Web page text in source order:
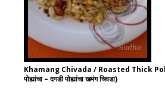
Khamang Chivada / Roasted Thick
पोह्यांचा – दगडी पोह्यांचा खमंग चिवडा)